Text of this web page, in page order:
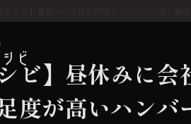
モシビ】昼休みに会社の同僚とランチへ。短い時
ビ】昼休みに
度が高いハン